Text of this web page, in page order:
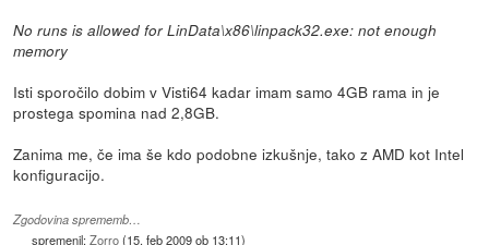
No runs is allowed for LinData\x86\linpack32.exe: not enough
memory
Isti sporočilo dobim v Visti64 kadar imam samo 4GB rama in je
prostega spomina nad 2,8GB.
Zanima me, če ima še kdo podobne izkušnje, tako z AMD kot Intel
konfiguracijo.
Zgodovina sprememb…
spremenil:Zorro(15. feb 2009 ob 13:11)